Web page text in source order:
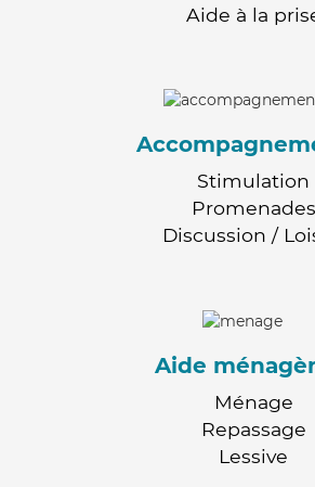
Aide à la
Stimulation
Promenades
Discussion /
Aide
Ménage
Repassage
Lessive